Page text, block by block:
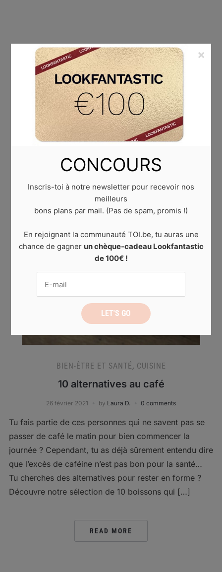
ÉTIQUETTE :QUE BOIRE À LA PLACE DU CAFÉ
BIEN-ÊTRE ET SANTÉ, CUISINE
10 alternatives au café
26 février 2021 by Laura D. 0 comments
Tu fais partie de ces personnes qui ne savent pas se
passer de café le matin pour bien commencer la
journée ? Cependant, tu as déjà sûrement entendu dire
que l’excès de caféine n’est pas bon pour la santé…
Tu cherches des alternatives pour rester en forme ?
Découvre notre sélection de 10 boissons qui […]
READ MORE
CONCOURS
Inscris-toi à notre newsletter pour recevoir nos
meilleurs
bons plans par mail. (Pas de spam, promis !)
En rejoignant la communauté TOI.be, tu auras une
chance de gagner un chèque-cadeau Lookfantastic
de 100€ !
×